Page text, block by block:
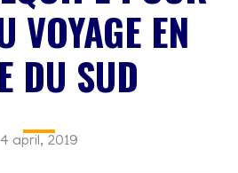
VOYAGE EN
DU SUD
4 april, 2019